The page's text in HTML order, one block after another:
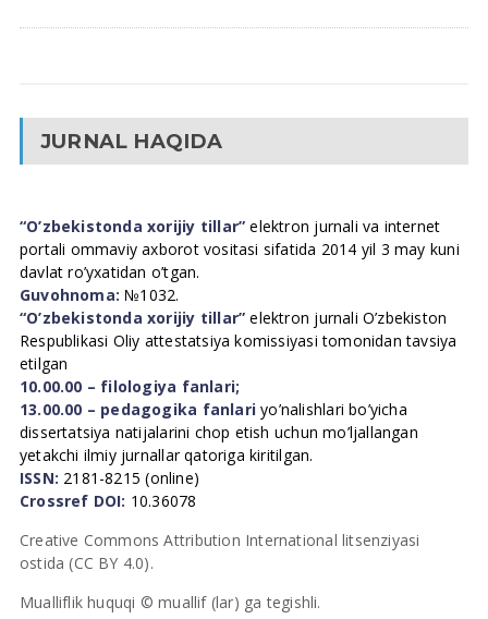
JURNAL HAQIDA
“O’zbekistonda xorijiy tillar” elektron jurnali va internet
portali ommaviy axborot vositasi sifatida 2014 yil 3 may kuni
davlat ro’yxatidan o’tgan.
Guvohnoma: №1032.
“O’zbekistonda xorijiy tillar” elektron jurnali O’zbekiston
Respublikasi Oliy attestatsiya komissiyasi tomonidan tavsiya
etilgan
10.00.00 – filologiya fanlari;
13.00.00 – pedagogika fanlari yo’nalishlari bo’yicha
dissertatsiya natijalarini chop etish uchun mo’ljallangan
yetakchi ilmiy jurnallar qatoriga kiritilgan.
ISSN: 2181-8215 (online)
Crossref DOI: 10.36078
Creative Commons Attribution International litsenziyasi
ostida (CC BY 4.0).
Mualliflik huquqi © muallif (lar) ga tegishli.